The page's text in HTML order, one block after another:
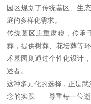
园区规划了传统墓区、生
庭的多样化需求。
传统墓区庄重肃穆，传承
葬，提供树葬、花坛葬等
术墓园则通过个性化设计
述者。
这种多元化的选择，正是武
念的实践——尊重每一位逝